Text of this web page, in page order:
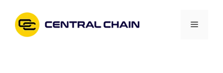
content
Menu